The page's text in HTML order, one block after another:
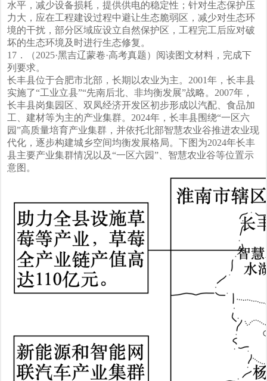
水平，减少设备损耗，提供供电的稳定性；针对生态保护压
力大，应在工程建设过程中避让生态脆弱区，减少对生态环
境的干扰，部分区域应设立自然保护区，工程完工后应对破
坏的生态环境及时进行生态修复。
17．（2025·黑吉辽蒙卷·高考真题）阅读图文材料，完成下
列要求。
长丰县位于合肥市北部，长期以农业为主。2001年，长丰县
实施了“工业立县”“先南后北、非均衡发展”战略。2007年，
长丰县岗集园区、双凤经济开发区初步形成以汽配、食品加
工、建材等为主的产业集群。2024年，长丰县围绕“一区六
园”高质量培育产业集群，并依托北部智慧农业谷推进农业现
代化，逐步构建城乡空间均衡发展格局。下图为2024年长丰
县主要产业集群情况以及“一区六园”、智慧农业谷等位置示
意图。